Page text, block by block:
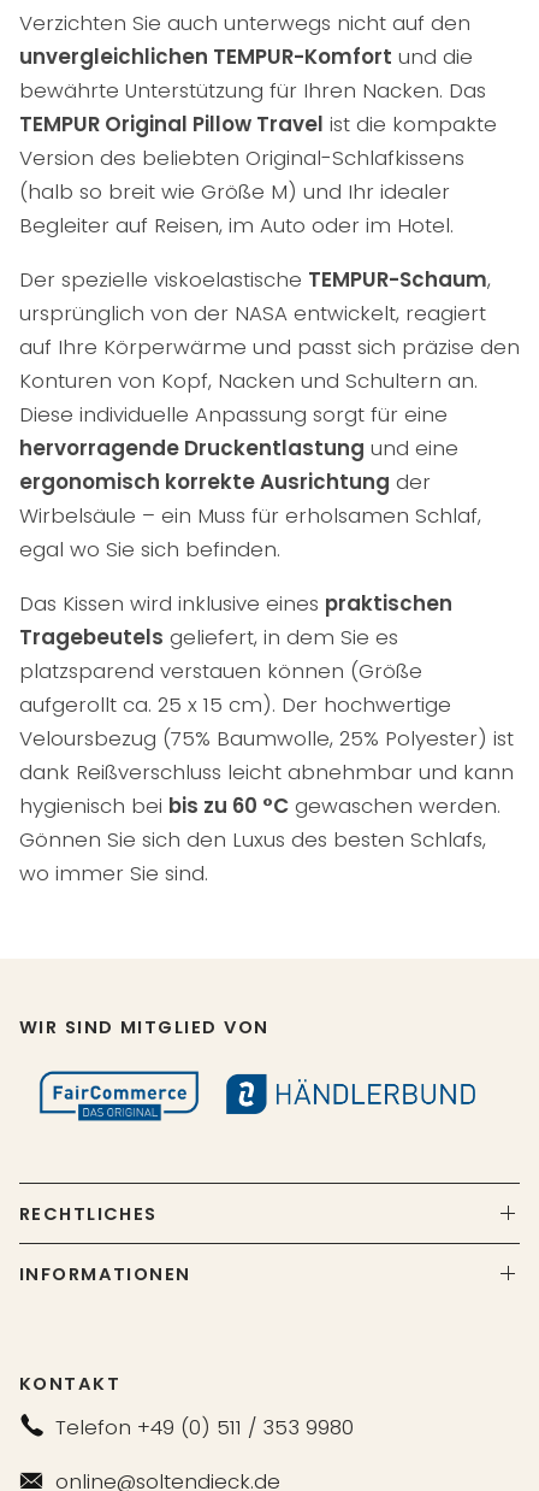
Verzichten Sie auch unterwegs nicht auf den
unvergleichlichen TEMPUR-Komfort und die
bewährte Unterstützung für Ihren Nacken. Das
TEMPUR Original Pillow Travel ist die kompakte
Version des beliebten Original-Schlafkissens
(halb so breit wie Größe M) und Ihr idealer
Begleiter auf Reisen, im Auto oder im Hotel.
Der spezielle viskoelastische TEMPUR-Schaum,
ursprünglich von der NASA entwickelt, reagiert
auf Ihre Körperwärme und passt sich präzise den
Konturen von Kopf, Nacken und Schultern an.
Diese individuelle Anpassung sorgt für eine
hervorragende Druckentlastung und eine
ergonomisch korrekte Ausrichtung der
Wirbelsäule – ein Muss für erholsamen Schlaf,
egal wo Sie sich befinden.
Das Kissen wird inklusive eines praktischen
Tragebeutels geliefert, in dem Sie es
platzsparend verstauen können (Größe
aufgerollt ca. 25 x 15 cm). Der hochwertige
Veloursbezug (75% Baumwolle, 25% Polyester) ist
dank Reißverschluss leicht abnehmbar und kann
hygienisch bei bis zu 60 °Cgewaschen werden.
Gönnen Sie sich den Luxus des besten Schlafs,
wo immer Sie sind.
WIR SIND MITGLIED VON
RECHTLICHES
INFORMATIONEN
KONTAKT
Telefon +49 (0) 511 / 353 9980
online@soltendieck.de